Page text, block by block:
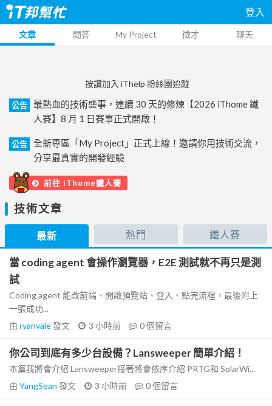
登入
文章 問答 My Project 徵才 聊天
按讚加入 iThelp 粉絲團追蹤
公告
最熱血的技術盛事，連續 30 天的修煉【2026 iThome 鐵
人賽】8 月 1 日賽事正式開啟！
公告
全新專區「My Project」正式上線！邀請你用技術交流，
分享最真實的開發經驗
前往 iThome鐵人賽
技術文章
最新 熱門 鐵人賽
當 coding agent 會操作瀏覽器，E2E 測試就不再只是測
試
Coding agent 能改前端、開啟預覽站、登入、點完流程，最後附上
一張成功...
由 ryanvale發文 3 小時前 0個留言
你公司到底有多少台設備？Lansweeper 簡單介紹！
本篇我將會介紹 Lansweeper接著將會依序介紹 PRTG和 SolarWi...
由 YangSean 發文 3 小時前 0個留言